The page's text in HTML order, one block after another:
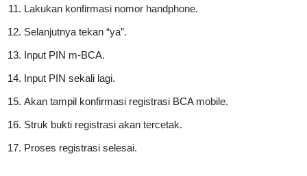
Lakukan konfirmasi nomor handphone.
Selanjutnya tekan “ya”.
Input PIN m-BCA.
Input PIN sekali lagi.
Akan tampil konfirmasi registrasi BCA mobile.
Struk bukti registrasi akan tercetak.
Proses registrasi selesai.